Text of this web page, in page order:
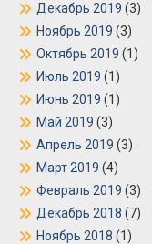
Декабрь 2019 (3)
Ноябрь 2019 (3)
Октябрь 2019 (1)
Июль 2019 (1)
Июнь 2019 (1)
Май 2019 (3)
Апрель 2019 (3)
Март 2019 (4)
Февраль 2019 (3)
Декабрь 2018 (7)
Ноябрь 2018 (1)